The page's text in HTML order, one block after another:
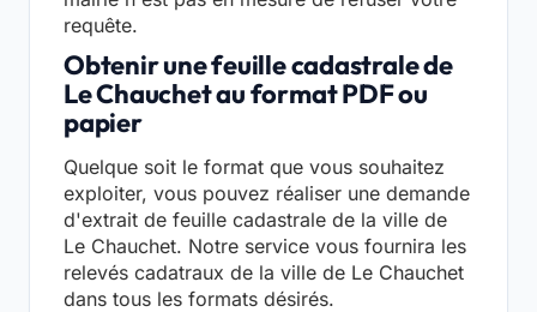
requête.
Obtenir une feuille cadastrale de
Le Chauchet au format PDF ou
papier
Quelque soit le format que vous souhaitez
exploiter, vous pouvez réaliser une demande
d'extrait de feuille cadastrale de la ville de
Le Chauchet. Notre service vous fournira les
relevés cadatraux de la ville de Le Chauchet
dans tous les formats désirés.